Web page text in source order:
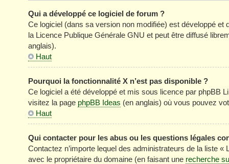
Qui a développé ce logiciel de forum ?
Ce logiciel (dans sa version non modifiée) est développé et
la Licence Publique Générale GNU et peut être diffusé
anglais).
Haut
Pourquoi la fonctionnalité X n’est pas disponible ?
Ce logiciel a été développé et mis sous licence par phpBB
visitez la page phpBB Ideas (en anglais) où vous pouvez
Haut
Qui contacter pour les abus ou les questions légales
Contactez n’importe lequel des administrateurs de la liste
avec le propriétaire du domaine (en faisant une recherche